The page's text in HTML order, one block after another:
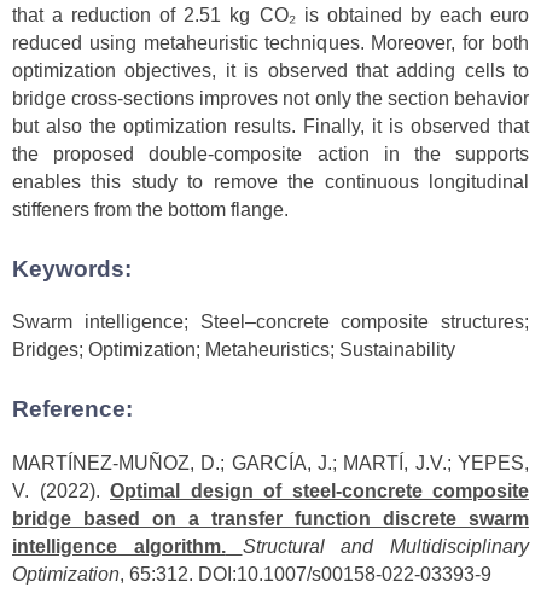
that a reduction of 2.51 kg CO₂ is obtained by each euro
reduced using metaheuristic techniques. Moreover, for both
optimization objectives, it is observed that adding cells to
bridge cross-sections improves not only the section behavior
but also the optimization results. Finally, it is observed that
the proposed double-composite action in the supports
enables this study to remove the continuous longitudinal
stiffeners from the bottom flange.
Keywords:
Swarm intelligence; Steel–concrete composite structures;
Bridges; Optimization; Metaheuristics; Sustainability
Reference:
MARTÍNEZ-MUÑOZ, D.; GARCÍA, J.; MARTÍ, J.V.; YEPES,
V. (2022). Optimal design of steel-concrete composite
bridge based on a transfer function discrete swarm
intelligence algorithm.
Structural and Multidisciplinary
Optimization, 65:312. DOI:10.1007/s00158-022-03393-9